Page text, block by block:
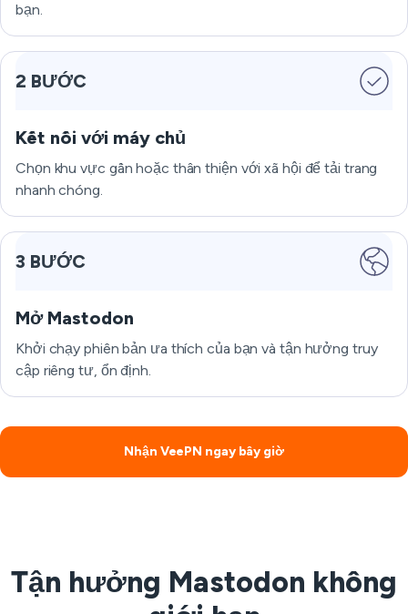
bạn.
2 BƯỚC
Kết nối với máy chủ
Chọn khu vực gần hoặc thân thiện với xã hội để tải trang
nhanh chóng.
3 BƯỚC
Mở Mastodon
Khởi chạy phiên bản ưa thích của bạn và tận hưởng truy
cập riêng tư, ổn định.
Nhận VeePN ngay bây giờ
Tận hưởng Mastodon không